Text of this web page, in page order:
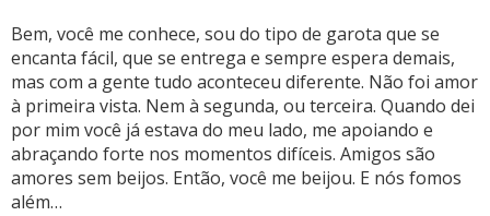
Bem, você me conhece, sou do tipo de garota que se
encanta fácil, que se entrega e sempre espera demais,
mas com a gente tudo aconteceu diferente. Não foi amor
à primeira vista. Nem à segunda, ou terceira. Quando dei
por mim você já estava do meu lado, me apoiando e
abraçando forte nos momentos difíceis. Amigos são
amores sem beijos. Então, você me beijou. E nós fomos
além…